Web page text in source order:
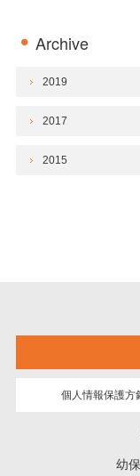
Archive
2019
2017
2015
個人情報保護方
幼保